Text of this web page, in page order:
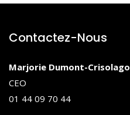
Contactez-Nous
Marjorie Dumont-Crisolago
CEO
01 44 09 70 44